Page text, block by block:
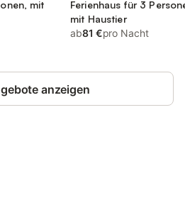
mit
Ferienhaus für 3
mit Haustier
ab81 €pro Nacht
anzeigen